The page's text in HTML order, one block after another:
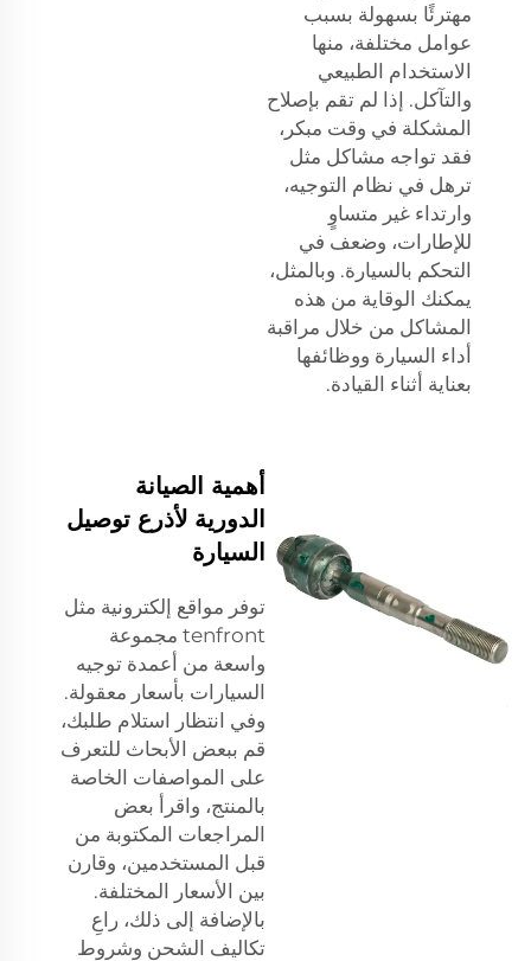
مهترئًا بسهولة بسبب
عوامل مختلفة، منها
الاستخدام الطبيعي
والتآكل. إذا لم تقم بإصلاح
المشكلة في وقت مبكر،
فقد تواجه مشاكل مثل
ترهل في نظام التوجيه،
وارتداء غير متساوٍ
للإطارات، وضعف في
التحكم بالسيارة. وبالمثل،
يمكنك الوقاية من هذه
المشاكل من خلال مراقبة
أداء السيارة ووظائفها
بعناية أثناء القيادة.
أهمية الصيانة
الدورية لأذرع توصيل
السيارة
توفر مواقع إلكترونية مثل
tenfront مجموعة
واسعة من أعمدة توجيه
السيارات بأسعار معقولة.
وفي انتظار استلام طلبك،
قم ببعض الأبحاث للتعرف
على المواصفات الخاصة
بالمنتج، واقرأ بعض
المراجعات المكتوبة من
قبل المستخدمين، وقارن
بين الأسعار المختلفة.
بالإضافة إلى ذلك، راعِ
تكاليف الشحن وشروط